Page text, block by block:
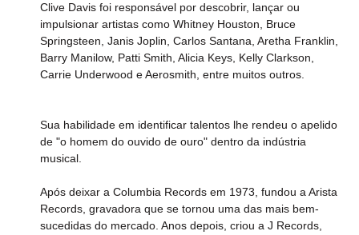
Clive Davis foi responsável por descobrir, lançar ou
impulsionar artistas como Whitney Houston, Bruce
Springsteen, Janis Joplin, Carlos Santana, Aretha Franklin,
Barry Manilow, Patti Smith, Alicia Keys, Kelly Clarkson,
Carrie Underwood e Aerosmith, entre muitos outros.
Sua habilidade em identificar talentos lhe rendeu o apelido
de "o homem do ouvido de ouro" dentro da indústria
musical.
Após deixar a Columbia Records em 1973, fundou a Arista
Records, gravadora que se tornou uma das mais bem-
sucedidas do mercado. Anos depois, criou a J Records,